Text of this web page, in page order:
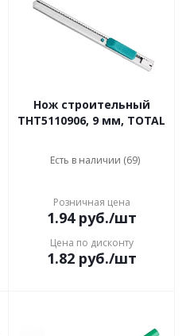
Нож строительный
THT5110906, 9 мм, TOTAL
Есть в наличии (69)
Розничная цена
1.94руб./шт
Цена по дисконту
1.82руб./шт